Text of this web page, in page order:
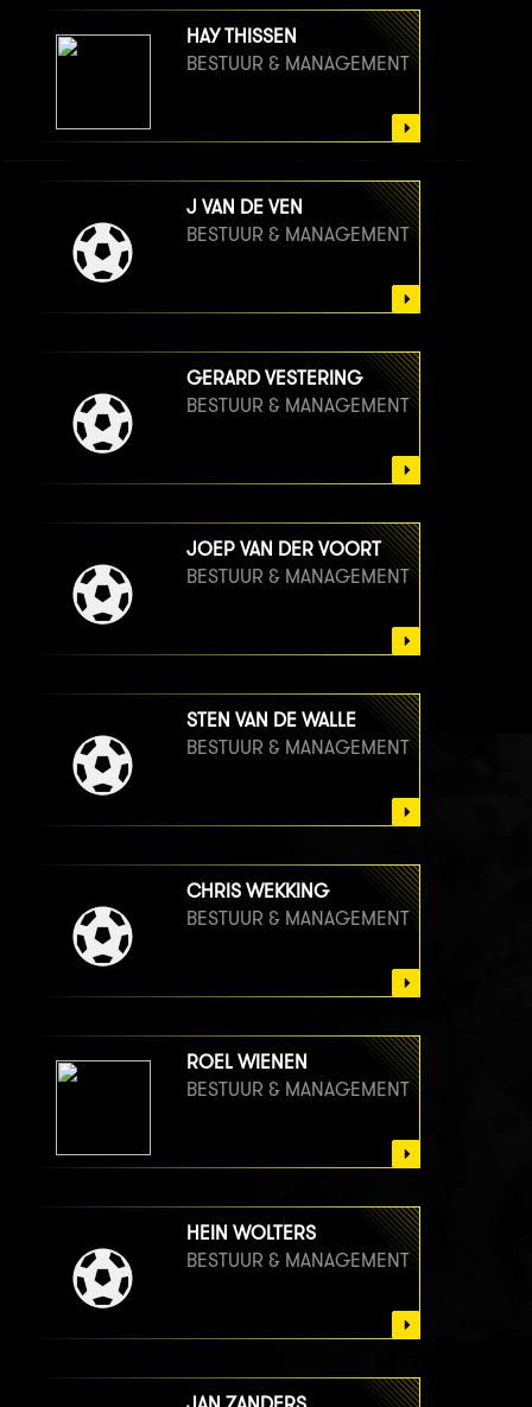
HAY THISSEN
BESTUUR & MANAGEMENT
J VAN DE VEN
BESTUUR & MANAGEMENT
GERARD VESTERING
BESTUUR & MANAGEMENT
JOEP VAN DER VOORT
BESTUUR & MANAGEMENT
STEN VAN DE WALLE
BESTUUR & MANAGEMENT
CHRIS WEKKING
BESTUUR & MANAGEMENT
ROEL WIENEN
BESTUUR & MANAGEMENT
HEIN WOLTERS
BESTUUR & MANAGEMENT